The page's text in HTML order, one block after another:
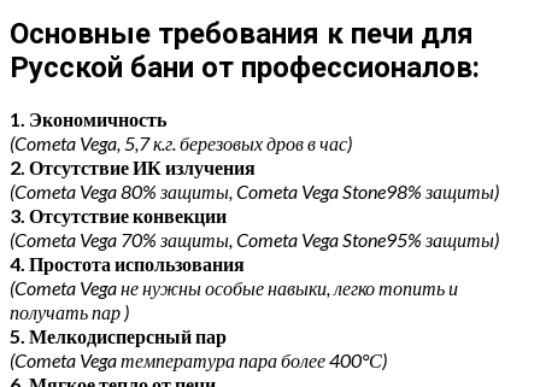
Grill`D
quantity
Основные требования к печи для
Русской бани от профессионалов:
1. Экономичность
(Cometa Vega, 5,7 к.г. березовых дров в час)
2. Отсутствие ИК излучения
(Cometa Vega 80% защиты, Cometa Vega Stone98% защиты)
3. Отсутствие конвекции
(Cometa Vega 70% защиты, Cometa Vega Stone95% защиты)
4. Простота использования
(Cometa Vega не нужны особые навыки, легко топить и
получать пар )
5. Мелкодисперсный пар
(Cometa Vega температура пара более 400°С)